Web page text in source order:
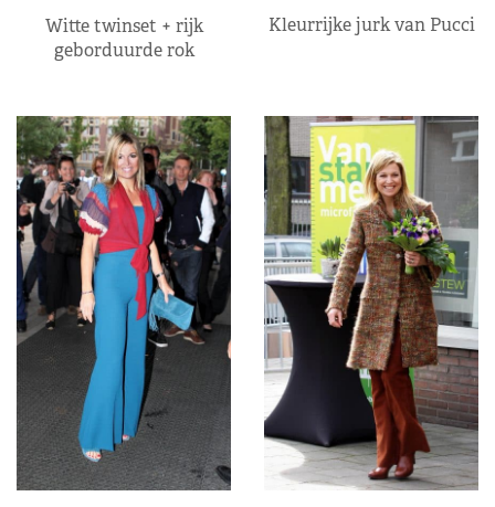
Witte twinset + rijk
geborduurde rok
Kleurrijke jurk van Pucci